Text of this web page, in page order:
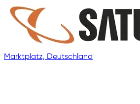
Marktplatz, Deutschland